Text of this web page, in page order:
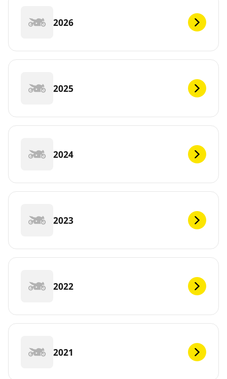
2026
2025
2024
2023
2022
2021